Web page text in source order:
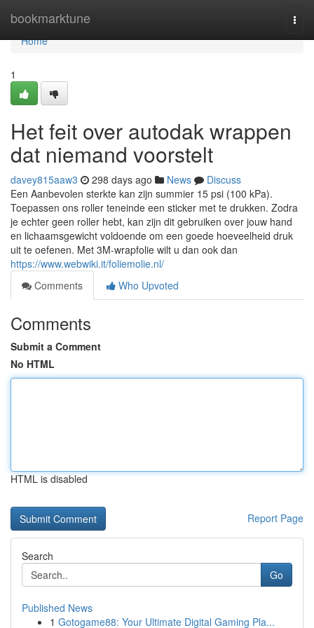
bookmarktune
Home
Home
1
Het feit over autodak wrappen
dat niemand voorstelt
davey815aaw3 298 days ago News
Discuss
Een Aanbevolen sterkte kan zijn summier 15 psi (100 kPa).
Toepassen ons roller teneinde een sticker met te drukken. Zodra
je echter geen roller hebt, kan zijn dit gebruiken over jouw hand
en lichaamsgewicht voldoende om een goede hoeveelheid druk
uit te oefenen. Met 3M-wrapfolie wilt u dan ook dan
https://www.webwiki.it/foliemolie.nl/
Comments
Who Upvoted
Comments
Submit a Comment
No HTML
HTML is disabled
Report Page
Search
Go
Published News
1 Gotogame88: Your Ultimate Digital Gaming Pla...